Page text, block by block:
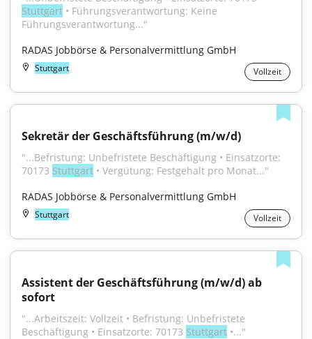
Stuttgart • Führungsverantwortung: Keine
Führungsverantwortung..."
RADAS Jobbörse & Personalvermittlung GmbH
Stuttgart Vollzeit
Sekretär der Geschäftsführung (m/w/d)
"...Befristung: Unbefristete Beschäftigung • Einsatzorte:
70173 Stuttgart • Vergütung: Festgehalt pro Monat..."
RADAS Jobbörse & Personalvermittlung GmbH
Stuttgart Vollzeit
Assistent der Geschäfts­führung (m/w/d) ab
sofort
"...Arbeitszeit: Vollzeit • Befristung: Unbefristete
Beschäftigung • Einsatzorte: 70173 Stuttgart •..."